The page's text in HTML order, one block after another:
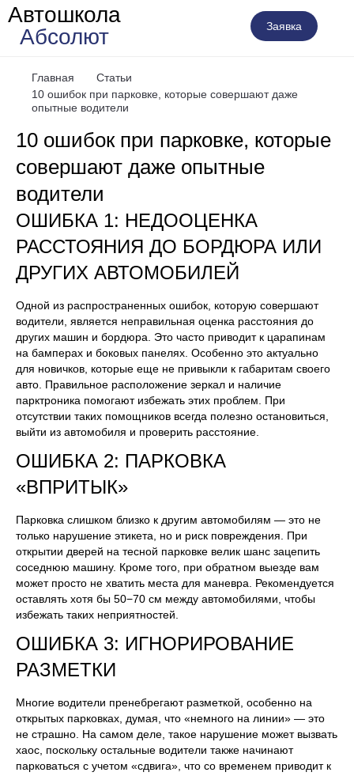
Автошкола
Абсолют
Заявка
Главная
Статьи
10 ошибок при парковке, которые совершают даже
опытные водители
10 ошибок при парковке, которые
совершают даже опытные
водители
ОШИБКА 1: НЕДООЦЕНКА
РАССТОЯНИЯ ДО БОРДЮРА ИЛИ
ДРУГИХ АВТОМОБИЛЕЙ
Одной из распространенных ошибок, которую совершают
водители, является неправильная оценка расстояния до
других машин и бордюра. Это часто приводит к царапинам
на бамперах и боковых панелях. Особенно это актуально
для новичков, которые еще не привыкли к габаритам своего
авто. Правильное расположение зеркал и наличие
парктроника помогают избежать этих проблем. При
отсутствии таких помощников всегда полезно остановиться,
выйти из автомобиля и проверить расстояние.
ОШИБКА 2: ПАРКОВКА
«ВПРИТЫК»
Парковка слишком близко к другим автомобилям — это не
только нарушение этикета, но и риск повреждения. При
открытии дверей на тесной парковке велик шанс зацепить
соседнюю машину. Кроме того, при обратном выезде вам
может просто не хватить места для маневра. Рекомендуется
оставлять хотя бы 50−70 см между автомобилями, чтобы
избежать таких неприятностей.
ОШИБКА 3: ИГНОРИРОВАНИЕ
РАЗМЕТКИ
Многие водители пренебрегают разметкой, особенно на
открытых парковках, думая, что «немного на линии» — это
не страшно. На самом деле, такое нарушение может вызвать
хаос, поскольку остальные водители также начинают
парковаться с учетом «сдвига», что со временем приводит к